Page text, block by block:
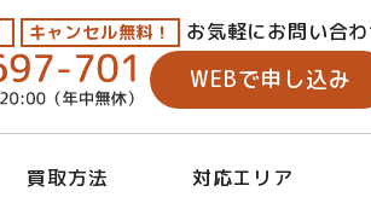
キャンセル無料！ お気軽にお問い合わ
WEBで申し込み
買取方法 対応エリア